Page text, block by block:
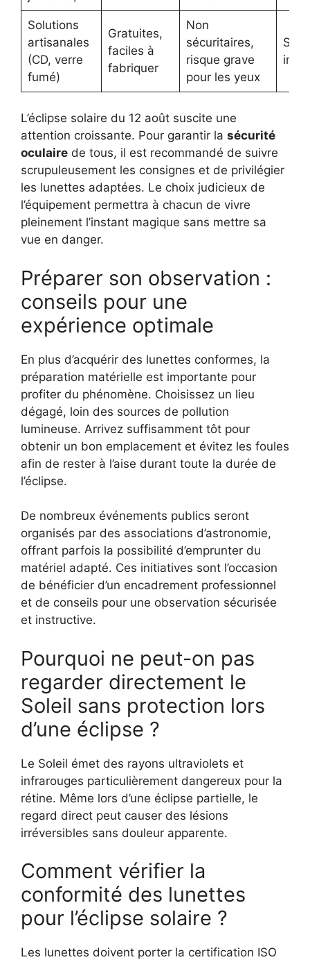
Solutions
artisanales
(CD, verre
fumé)
Gratuites,
faciles à
fabriquer
Non
sécuritaires,
risque grave
pour les yeux
L’éclipse solaire du 12 août suscite une
attention croissante. Pour garantir la sécurité
oculaire de tous, il est recommandé de suivre
scrupuleusement les consignes et de privilégier
les lunettes adaptées. Le choix judicieux de
l’équipement permettra à chacun de vivre
pleinement l’instant magique sans mettre sa
vue en danger.
Préparer son observation :
conseils pour une
expérience optimale
En plus d’acquérir des lunettes conformes, la
préparation matérielle est importante pour
profiter du phénomène. Choisissez un lieu
dégagé, loin des sources de pollution
lumineuse. Arrivez suffisamment tôt pour
obtenir un bon emplacement et évitez les foules
afin de rester à l’aise durant toute la durée de
l’éclipse.
De nombreux événements publics seront
organisés par des associations d’astronomie,
offrant parfois la possibilité d’emprunter du
matériel adapté. Ces initiatives sont l’occasion
de bénéficier d’un encadrement professionnel
et de conseils pour une observation sécurisée
et instructive.
Pourquoi ne peut-on pas
regarder directement le
Soleil sans protection lors
d’une éclipse ?
Le Soleil émet des rayons ultraviolets et
infrarouges particulièrement dangereux pour la
rétine. Même lors d’une éclipse partielle, le
regard direct peut causer des lésions
irréversibles sans douleur apparente.
Comment vérifier la
conformité des lunettes
pour l’éclipse solaire ?
Les lunettes doivent porter la certification ISO